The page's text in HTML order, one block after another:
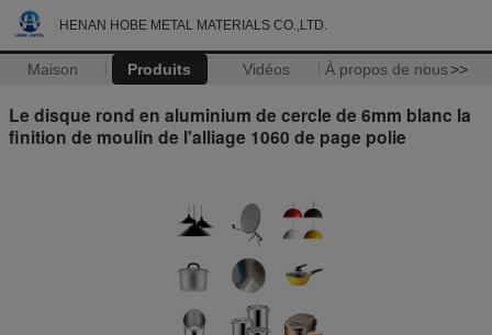
HENAN HOBE METAL MATERIALS CO.,LTD.
Maison Produits Vidéos À propos de nous>>
Le disque rond en aluminium de cercle de 6mm blanc la
finition de moulin de l'alliage 1060 de page polie